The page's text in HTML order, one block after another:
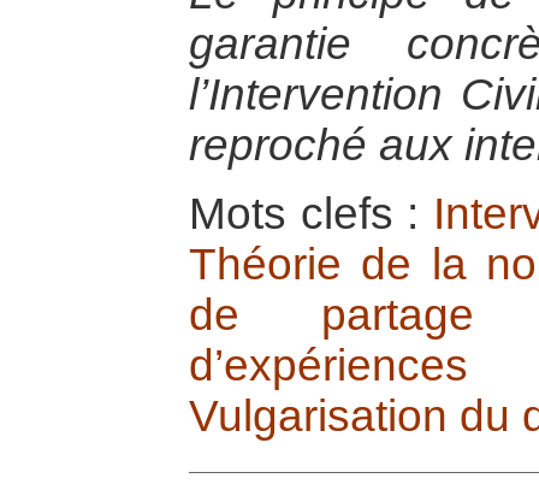
garantie
l’Intervention
reproché aux
Mots clefs :
Théorie de la
de partage
Vulgarisation du